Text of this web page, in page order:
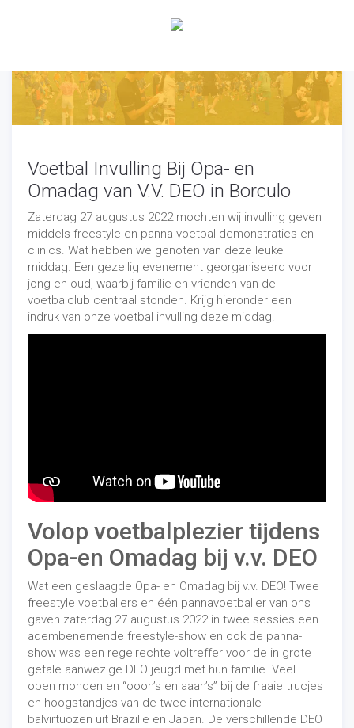
Toggle
Voetbal Invulling Bij Opa- en
Omadag van V.V. DEO in Borculo
Zaterdag 27 augustus 2022 mochten wij invulling geven
middels freestyle en panna voetbal demonstraties en
clinics. Wat hebben we genoten van deze leuke
middag. Een gezellig evenement georganiseerd voor
jong en oud, waarbij familie en vrienden van de
voetbalclub centraal stonden. Krijg hieronder een
indruk van onze voetbal invulling deze middag.
Volop voetbalplezier tijdens
Opa-en Omadag bij v.v. DEO
Wat een geslaagde Opa- en Omadag bij v.v. DEO! Twee
freestyle voetballers en één pannavoetballer van ons
gaven zaterdag 27 augustus 2022 in twee sessies een
adembenemende freestyle-show en ook de panna-
show was een regelrechte voltreffer voor de in grote
getale aanwezige DEO jeugd met hun familie. Veel
open monden en “oooh’s en aaah’s” bij de fraaie trucjes
en hoogstandjes van de twee internationale
balvirtuozen uit Brazilië en Japan. De verschillende DEO